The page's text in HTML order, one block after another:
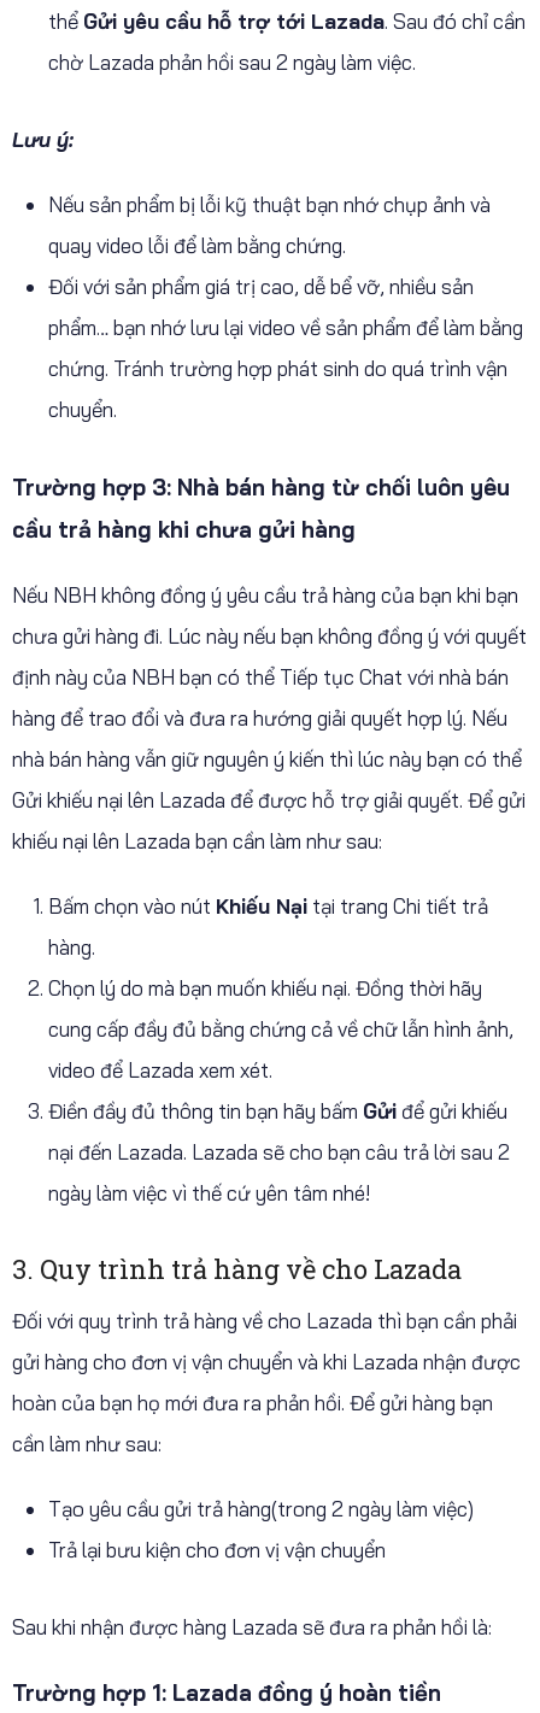
thể Gửi yêu cầu hỗ trợ tới Lazada. Sau đó chỉ cần
chờ Lazada phản hồi sau 2 ngày làm việc.
Lưu ý:
Nếu sản phẩm bị lỗi kỹ thuật bạn nhớ chụp ảnh và
quay video lỗi để làm bằng chứng.
Đối với sản phẩm giá trị cao, dễ bể vỡ, nhiều sản
phẩm… bạn nhớ lưu lại video về sản phẩm để làm bằng
chứng. Tránh trường hợp phát sinh do quá trình vận
chuyển.
Trường hợp 3: Nhà bán hàng từ chối luôn yêu
cầu trả hàng khi chưa gửi hàng
Nếu NBH không đồng ý yêu cầu trả hàng của bạn khi bạn
chưa gửi hàng đi. Lúc này nếu bạn không đồng ý với quyết
định này của NBH bạn có thể Tiếp tục Chat với nhà bán
hàng để trao đổi và đưa ra hướng giải quyết hợp lý. Nếu
nhà bán hàng vẫn giữ nguyên ý kiến thì lúc này bạn có thể
Gửi khiếu nại lên Lazada để được hỗ trợ giải quyết. Để gửi
khiếu nại lên Lazada bạn cần làm như sau:
Bấm chọn vào nút Khiếu Nại tại trang Chi tiết trả
hàng.
Chọn lý do mà bạn muốn khiếu nại. Đồng thời hãy
cung cấp đầy đủ bằng chứng cả về chữ lẫn hình ảnh,
video để Lazada xem xét.
Điền đầy đủ thông tin bạn hãy bấm Gửi để gửi khiếu
nại đến Lazada. Lazada sẽ cho bạn câu trả lời sau 2
ngày làm việc vì thế cứ yên tâm nhé!
3. Quy trình trả hàng về cho Lazada
Đối với quy trình trả hàng về cho Lazada thì bạn cần phải
gửi hàng cho đơn vị vận chuyển và khi Lazada nhận được
hoàn của bạn họ mới đưa ra phản hồi. Để gửi hàng bạn
cần làm như sau:
Tạo yêu cầu gửi trả hàng(trong 2 ngày làm việc)
Trả lại bưu kiện cho đơn vị vận chuyển
Sau khi nhận được hàng Lazada sẽ đưa ra phản hồi là:
Trường hợp 1: Lazada đồng ý hoàn tiền